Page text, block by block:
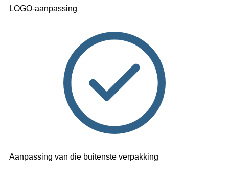
LOGO-aanpassing
Aanpassing van die buitenste verpakking